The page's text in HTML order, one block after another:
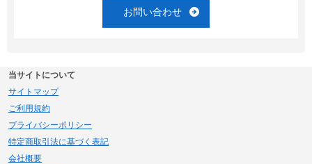
お問い合わせ
当サイトについて
サイトマップ
ご利用規約
プライバシーポリシー
特定商取引法に基づく表記
会社概要